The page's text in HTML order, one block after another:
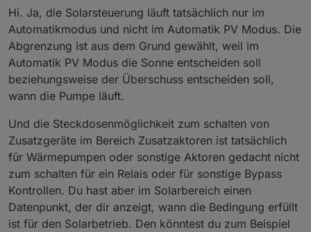
Heizung/Wärmepumpensteuerung.
Sicherheitsfunktionen können aber
zusätzlich aktiviert werden. Wie z.B.
der Frostwächter. Im Manuellen
Modus kannst du den
Wartungsmodus starten. Dieser
würde dann so lange laufen bis du
tägliche Umwälzmenge nicht
berücksichtigt.
Aus - selbsterklärend
Ich hoffe ich konnte dir so etws helfen.
LG
Hi. Ja, die Solarsteuerung läuft tatsächlich nur im
Automatikmodus und nicht im Automatik PV Modus. Die
Abgrenzung ist aus dem Grund gewählt, weil im
Automatik PV Modus die Sonne entscheiden soll
beziehungsweise der Überschuss entscheiden soll,
wann die Pumpe läuft.
Und die Steckdosenmöglichkeit zum schalten von
Zusatzgeräte im Bereich Zusatzaktoren ist tatsächlich
für Wärmepumpen oder sonstige Aktoren gedacht nicht
zum schalten für ein Relais oder für sonstige Bypass
Kontrollen. Du hast aber im Solarbereich einen
Datenpunkt, der dir anzeigt, wann die Bedingung erfüllt
ist für den Solarbetrieb. Den könntest du zum Beispiel